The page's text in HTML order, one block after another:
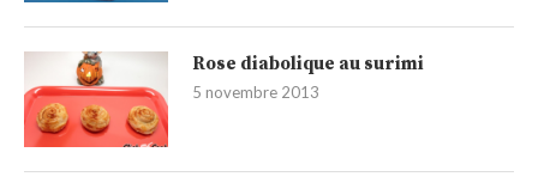
Rose diabolique au surimi
5 novembre 2013